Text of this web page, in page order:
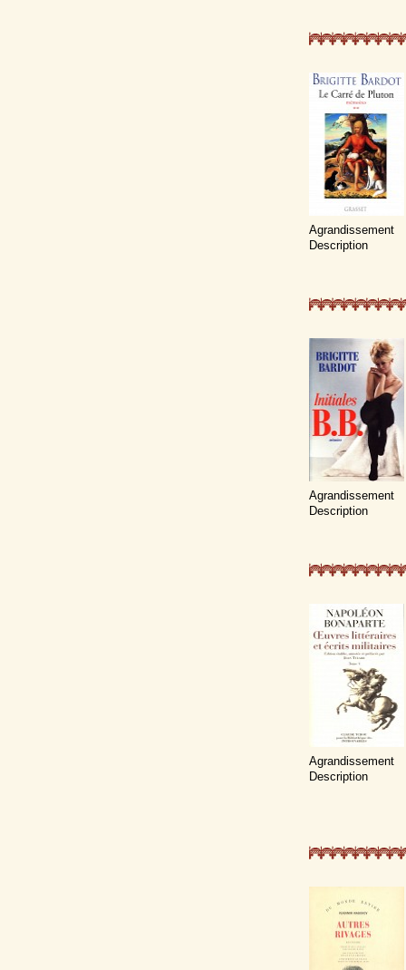
Agrandissement
Description
Agrandissement
Description
Agrandissement
Description